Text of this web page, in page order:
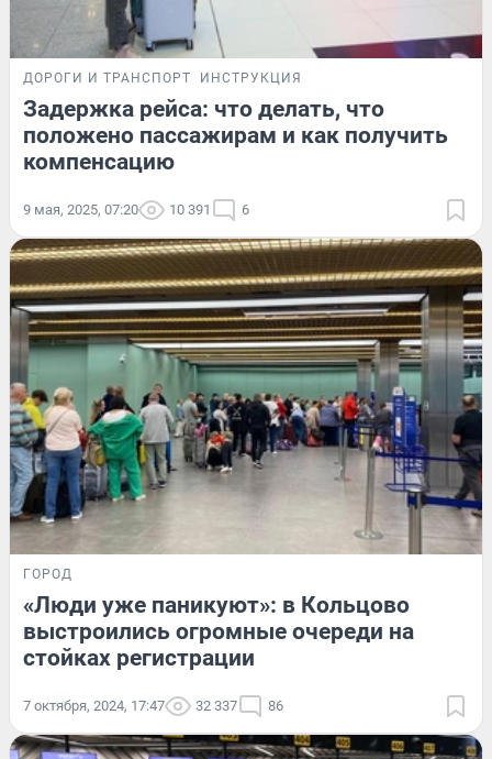
ДОРОГИ И ТРАНСПОРТ ИНСТРУКЦИЯ
Задержка рейса: что делать, что
положено пассажирам и как получить
компенсацию
9 мая, 2025, 07:20 10 391 6
ГОРОД
«Люди уже паникуют»: в Кольцово
выстроились огромные очереди на
стойках регистрации
7 октября, 2024, 17:47 32 337 86